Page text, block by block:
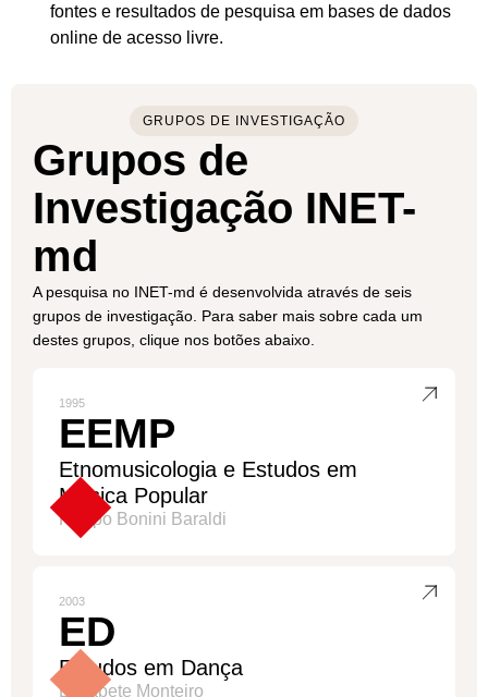
fontes e resultados de pesquisa em bases de dados
online de acesso livre.
GRUPOS DE INVESTIGAÇÃO
Grupos de
Investigação INET-
md
A pesquisa no INET-md é desenvolvida através de seis
grupos de investigação. Para saber mais sobre cada um
destes grupos, clique nos botões abaixo.
1995
EEMP
Etnomusicologia e Estudos em
Música Popular
Filippo Bonini Baraldi
2003
ED
Estudos em Dança
Elisabete Monteiro